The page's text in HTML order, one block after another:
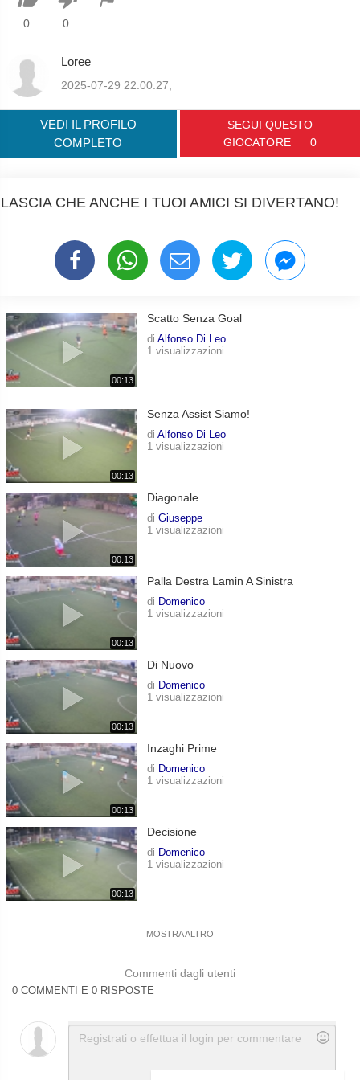
0 0
Loree
2025-07-29 22:00:27;
VEDI IL PROFILO
COMPLETO
SEGUI QUESTO
GIOCATORE
0
LASCIA CHE ANCHE I TUOI AMICI SI DIVERTANO!
00:13
Scatto Senza Goal
di Alfonso Di Leo
1 visualizzazioni
00:13
Senza Assist Siamo!
di Alfonso Di Leo
1 visualizzazioni
00:13
Diagonale
di Giuseppe
1 visualizzazioni
00:13
Palla Destra Lamin A Sinistra
di Domenico
1 visualizzazioni
00:13
Di Nuovo
di Domenico
1 visualizzazioni
00:13
Inzaghi Prime
di Domenico
1 visualizzazioni
00:13
Decisione
di Domenico
1 visualizzazioni
MOSTRA ALTRO
Commenti dagli utenti
0 COMMENTI E 0 RISPOSTE